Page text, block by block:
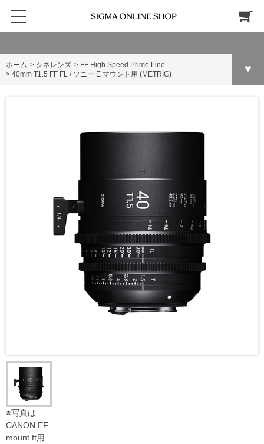
ホーム > シネレンズ > FF High Speed Prime Line
> 40mm T1.5 FF FL / ソニー E マウント用 (METRIC)
※写真は
CANON EF
mount ft用